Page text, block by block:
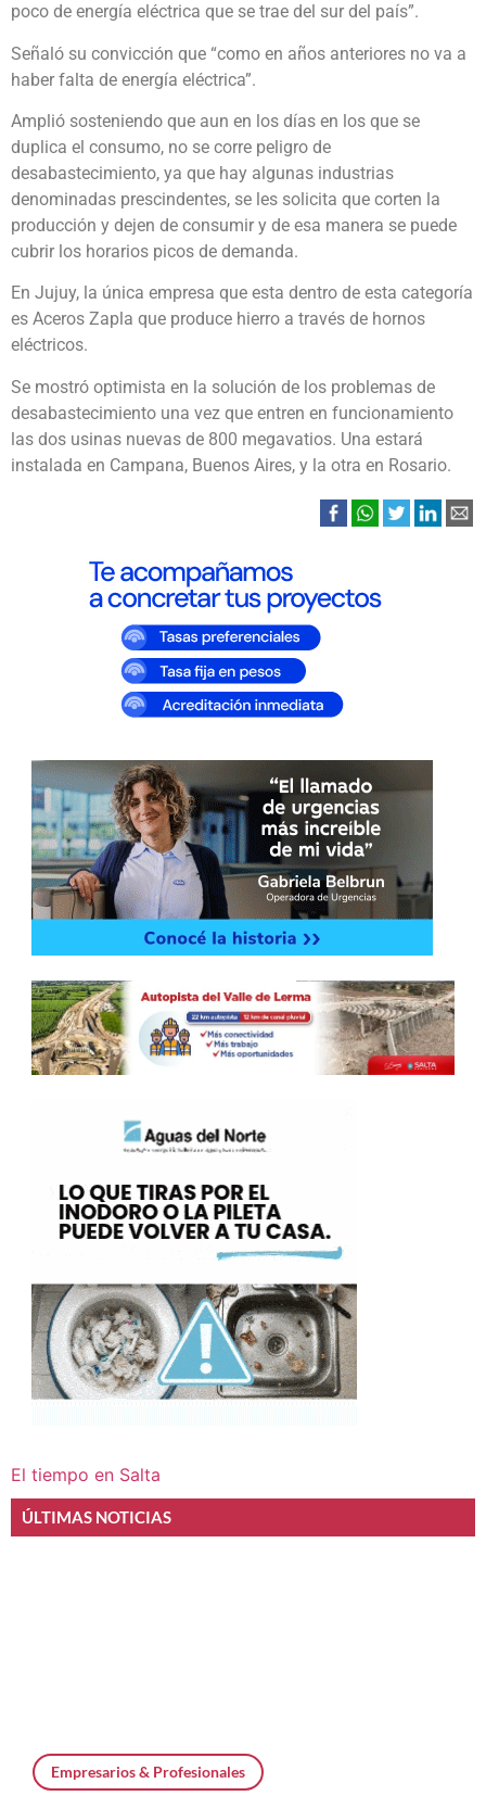
poco de energía eléctrica que se trae del sur del país”.
Señaló su convicción que “como en años anteriores no va a
haber falta de energía eléctrica”.
Amplió sosteniendo que aun en los días en los que se
duplica el consumo, no se corre peligro de
desabastecimiento, ya que hay algunas industrias
denominadas prescindentes, se les solicita que corten la
producción y dejen de consumir y de esa manera se puede
cubrir los horarios picos de demanda.
En Jujuy, la única empresa que esta dentro de esta categoría
es Aceros Zapla que produce hierro a través de hornos
eléctricos.
Se mostró optimista en la solución de los problemas de
desabastecimiento una vez que entren en funcionamiento
las dos usinas nuevas de 800 megavatios. Una estará
instalada en Campana, Buenos Aires, y la otra en Rosario.
El tiempo en Salta
ÚLTIMAS NOTICIAS
Empresarios & Profesionales